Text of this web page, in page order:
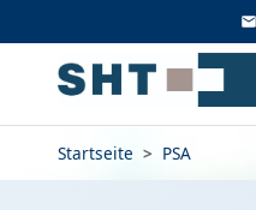
Startseite > PSA